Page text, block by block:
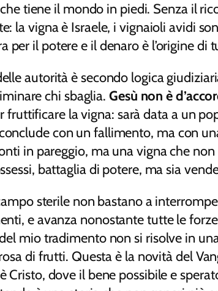
tiene il mondo in piedi. Senza il
la vigna è Israele, i vignaioli avidi
per il potere e il denaro è l’origine
autorità è secondo logica
chi sbaglia. Gesù non è
la vigna: sarà data a un
con un fallimento, ma con
in pareggio, ma una vigna che
battaglia di potere, ma sia
sterile non bastano a
e avanza nonostante tutte le
mio tradimento non si risolve in
di frutti. Questa è la novità del
Cristo, dove il bene possibile e